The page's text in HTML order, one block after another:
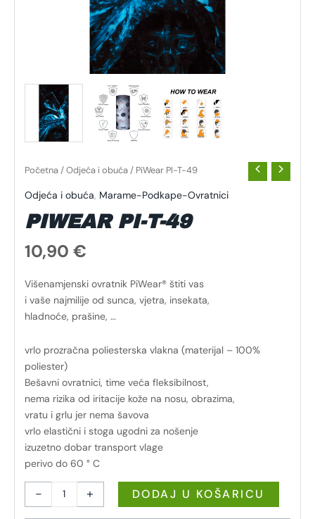
Početna /Odjeća i obuća / PiWear PI-T-49
Odjeća i obuća, Marame-Podkape-Ovratnici
PIWEAR PI-T-49
10,90 €
Višenamjenski ovratnik PiWear® štiti vas
i vaše najmilije od sunca, vjetra, insekata,
hladnoće, prašine, …
vrlo prozračna poliesterska vlakna (materijal – 100%
poliester)
Bešavni ovratnici, time veća fleksibilnost,
nema rizika od iritacije kože na nosu, obrazima,
vratu i grlu jer nema šavova
vrlo elastični i stoga ugodni za nošenje
izuzetno dobar transport vlage
perivo do 60 ° C
- + DODAJ U KOŠARICU